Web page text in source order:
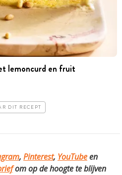
­lemoncurd en fruit
DIT RECEPT
, Pinterest, YouTubeen
om op de hoogte te blijven